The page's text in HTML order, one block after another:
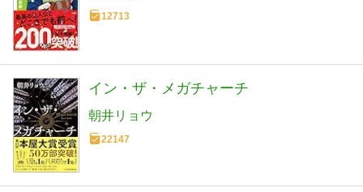
12713
イン・ザ・メガチャーチ
朝井リョウ
22147